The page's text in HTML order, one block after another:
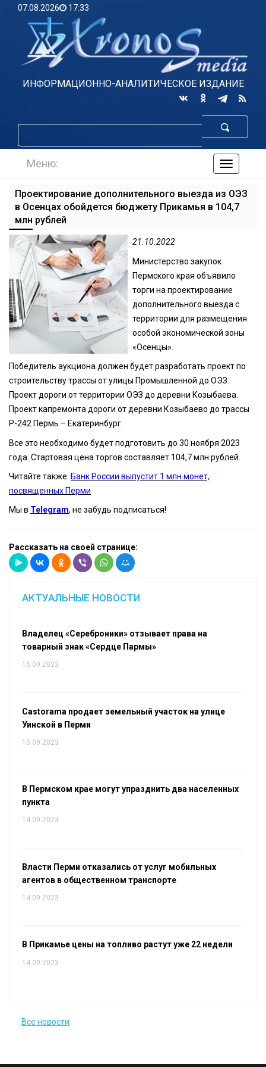
07.08.2026 17:33
ИНФОРМАЦИОННО-АНАЛИТИЧЕСКОЕ ИЗДАНИЕ
по
сайту
Меню:
Проектирование дополнительного выезда из ОЭЗ
в Осенцах обойдется бюджету Прикамья в 104,7
млн рублей
21.10.2022
Министерство закупок
Пермского края объявило
торги на проектирование
дополнительного выезда с
территории для размещения
особой экономической зоны
«Осенцы».
Победитель аукциона должен будет разработать проект по
строительству трассы от улицы Промышленной до ОЭЗ.
Проект дороги от территории ОЭЗ до деревни Козыбаева.
Проект капремонта дороги от деревни Козыбаево до трассы
Р-242 Пермь – Екатеринбург.
Все это необходимо будет подготовить до 30 ноября 2023
года. Стартовая цена торгов составляет 104,7 млн рублей.
Читайте также: Банк России выпустит 1 млн монет,
посвященных Перми
Мы в Telegram, не забудь подписаться!
Рассказать на своей странице:
АКТУАЛЬНЫЕ НОВОСТИ
Владелец «Сереброники» отзывает права на
товарный знак «Сердце Пармы»
15.09.2023
Castorama продает земельный участок на улице
Уинской в Перми
15.09.2023
В Пермском крае могут упразднить два населенных
пункта
14.09.2023
Власти Перми отказались от услуг мобильных
агентов в общественном транспорте
14.09.2023
В Прикамье цены на топливо растут уже 22 недели
14.09.2023
Все новости